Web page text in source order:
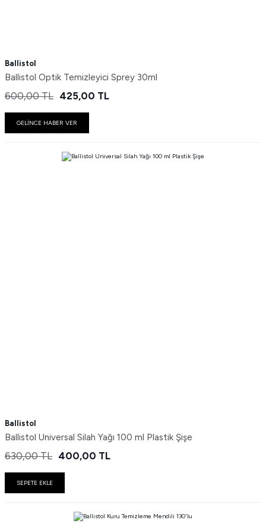
Ballistol
Ballistol Optik Temizleyici Sprey 30ml
600,00 TL 425,00 TL
GELİNCE HABER VER
Ballistol
Ballistol Universal Silah Yağı 100 ml Plastik Şişe
630,00 TL 400,00 TL
SEPETE EKLE